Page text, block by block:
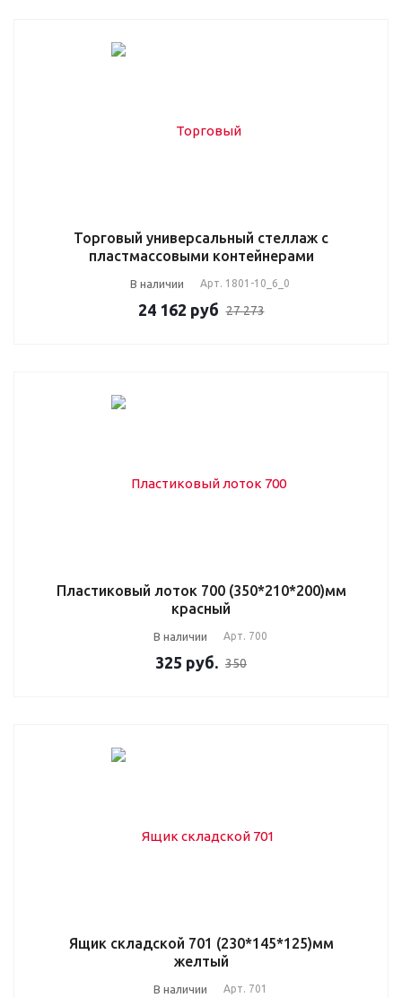
Торговый универсальный стеллаж с
пластмассовыми контейнерами
В наличии Арт. 1801-10_6_0
24 162 руб 27 273
Пластиковый лоток 700 (350*210*200)мм
красный
В наличии Арт. 700
325 руб. 350
Ящик складской 701 (230*145*125)мм
желтый
В наличии Арт. 701